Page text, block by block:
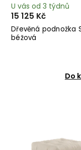
Dřevěná podnožka
béžová
U vás od 3 týdnů
15 125 Kč
Do